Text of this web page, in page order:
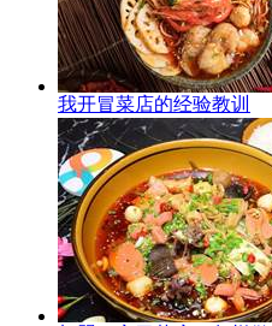
我开冒菜店的经验教训